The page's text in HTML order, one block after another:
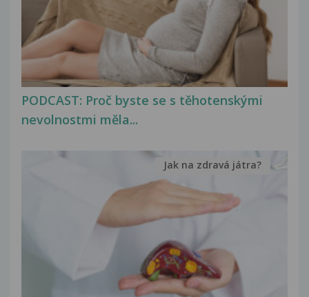
PODCAST: Proč byste se s těhotenskými
nevolnostmi měla...
Jak na zdravá játra?